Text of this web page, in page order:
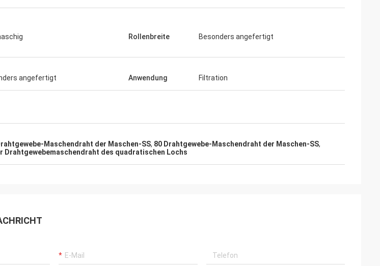
Rollenbreite Besonders angefertigt
angefertigt Anwendung Filtration
Maschendraht der Maschen-SS, 80 Drahtgewebe-Maschendraht der Maschen-SS,
Drahtgewebemaschendraht des quadratischen Lochs